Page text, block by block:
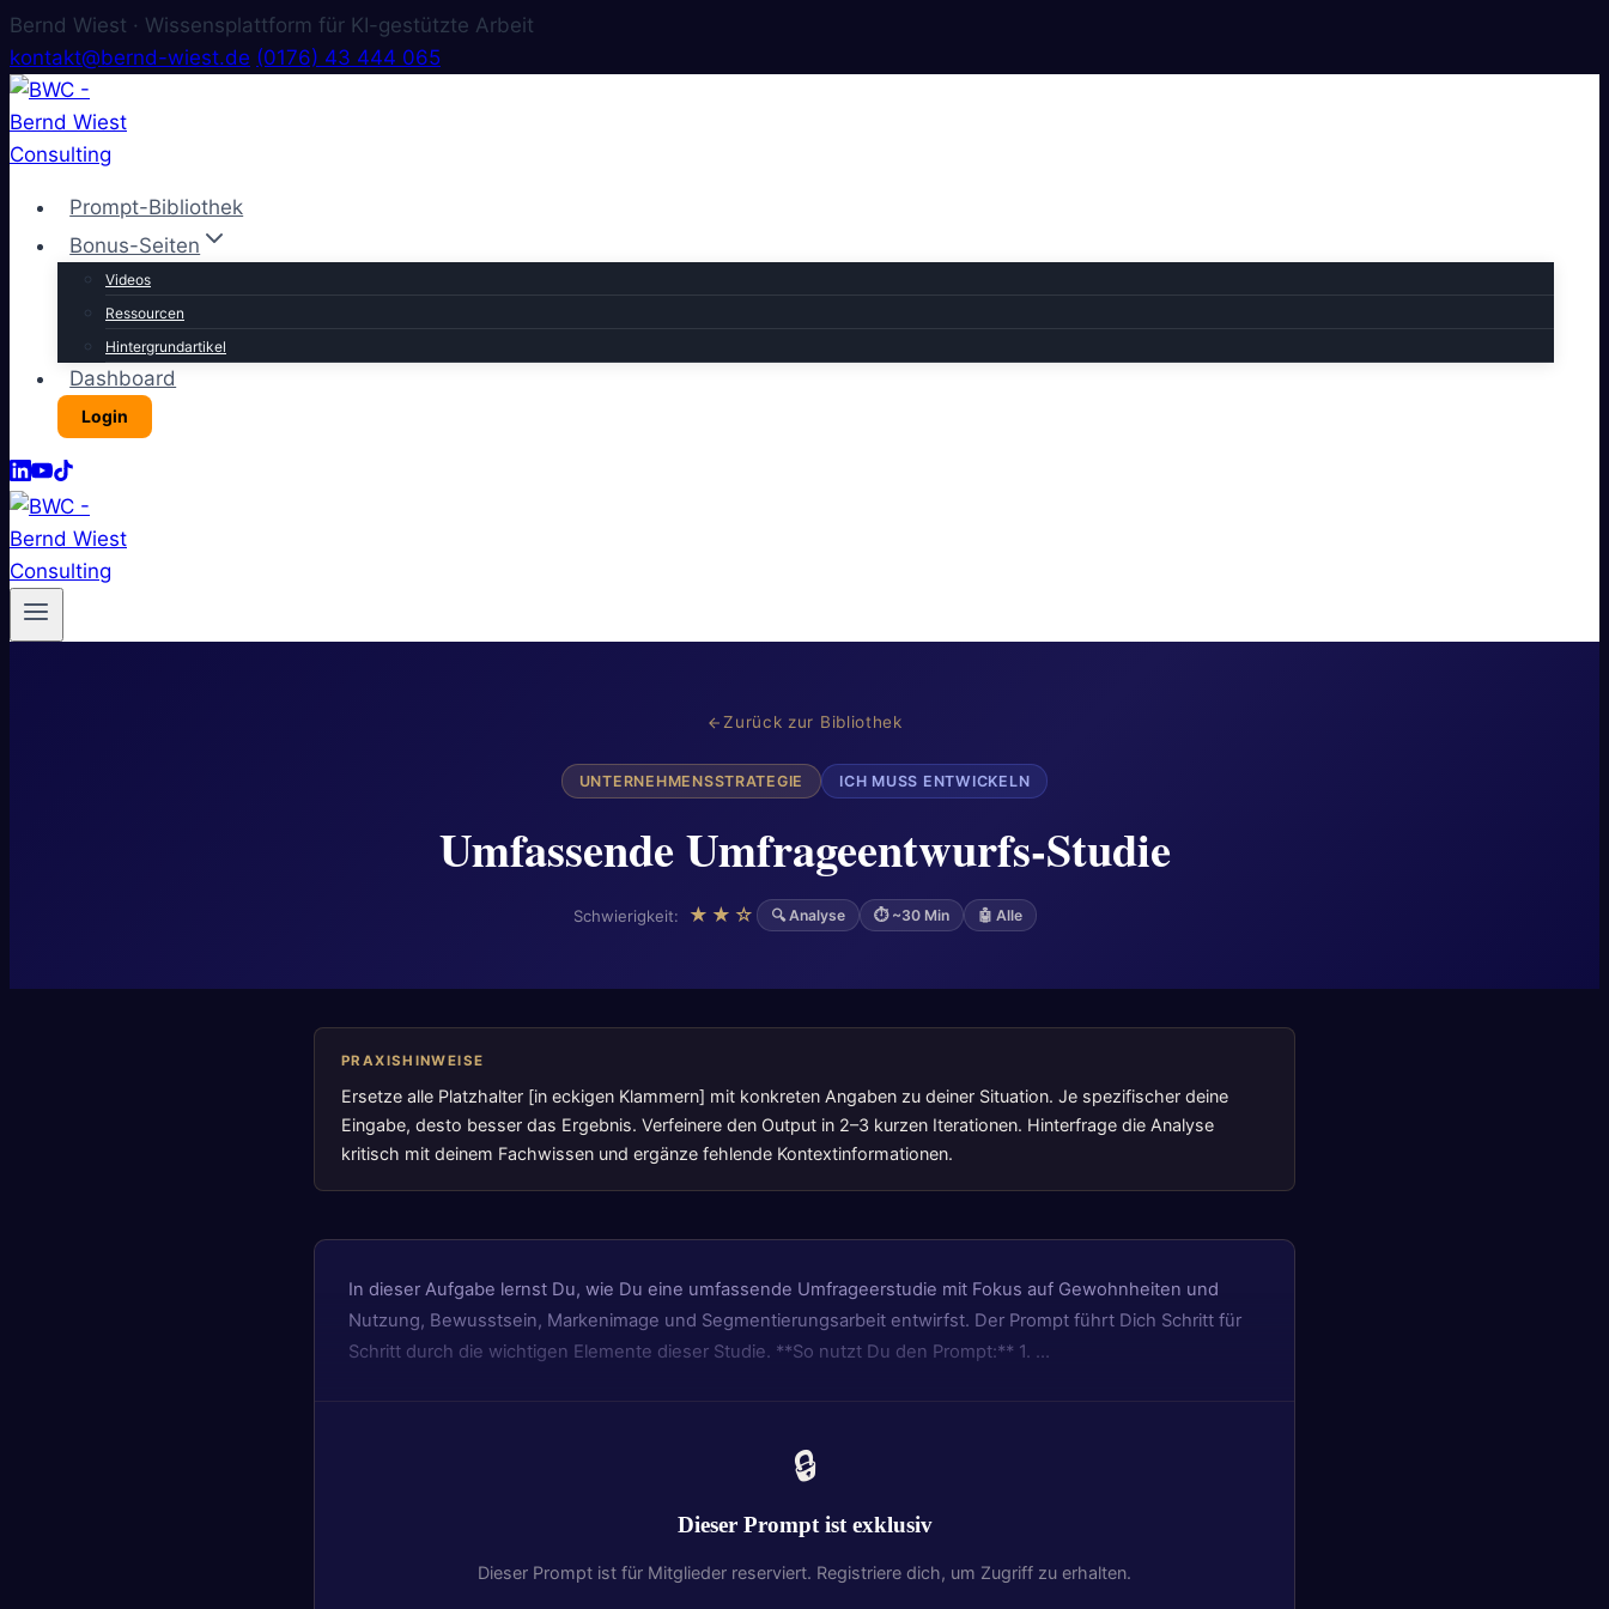
Bernd Wiest · Wissensplattform für KI-gestützte Arbeit
kontakt@bernd-wiest.de (0176) 43 444 065
Zum
Inhalt
springen
Prompt-Bibliothek
Bonus-Seiten
Videos
Ressourcen
Hintergrundartikel
Dashboard
Login
Zurück zur Bibliothek
UNTERNEHMENSSTRATEGIE ICH MUSS ENTWICKELN
Umfassende Umfrageentwurfs-Studie
Schwierigkeit: ★★☆ 🔍 Analyse ⏱ ~30 Min 🤖 Alle
PRAXISHINWEISE
Ersetze alle Platzhalter [in eckigen Klammern] mit konkreten Angaben zu deiner Situation. Je spezifischer deine
Eingabe, desto besser das Ergebnis. Verfeinere den Output in 2–3 kurzen Iterationen. Hinterfrage die Analyse
kritisch mit deinem Fachwissen und ergänze fehlende Kontextinformationen.
In dieser Aufgabe lernst Du, wie Du eine umfassende Umfrageerstudie mit Fokus auf Gewohnheiten und
Nutzung, Bewusstsein, Markenimage und Segmentierungsarbeit entwirfst. Der Prompt führt Dich Schritt für
Schritt durch die wichtigen Elemente dieser Studie. **So nutzt Du den Prompt:** 1. …
🔒
Dieser Prompt ist exklusiv
Dieser Prompt ist für Mitglieder reserviert. Registriere dich, um Zugriff zu erhalten.